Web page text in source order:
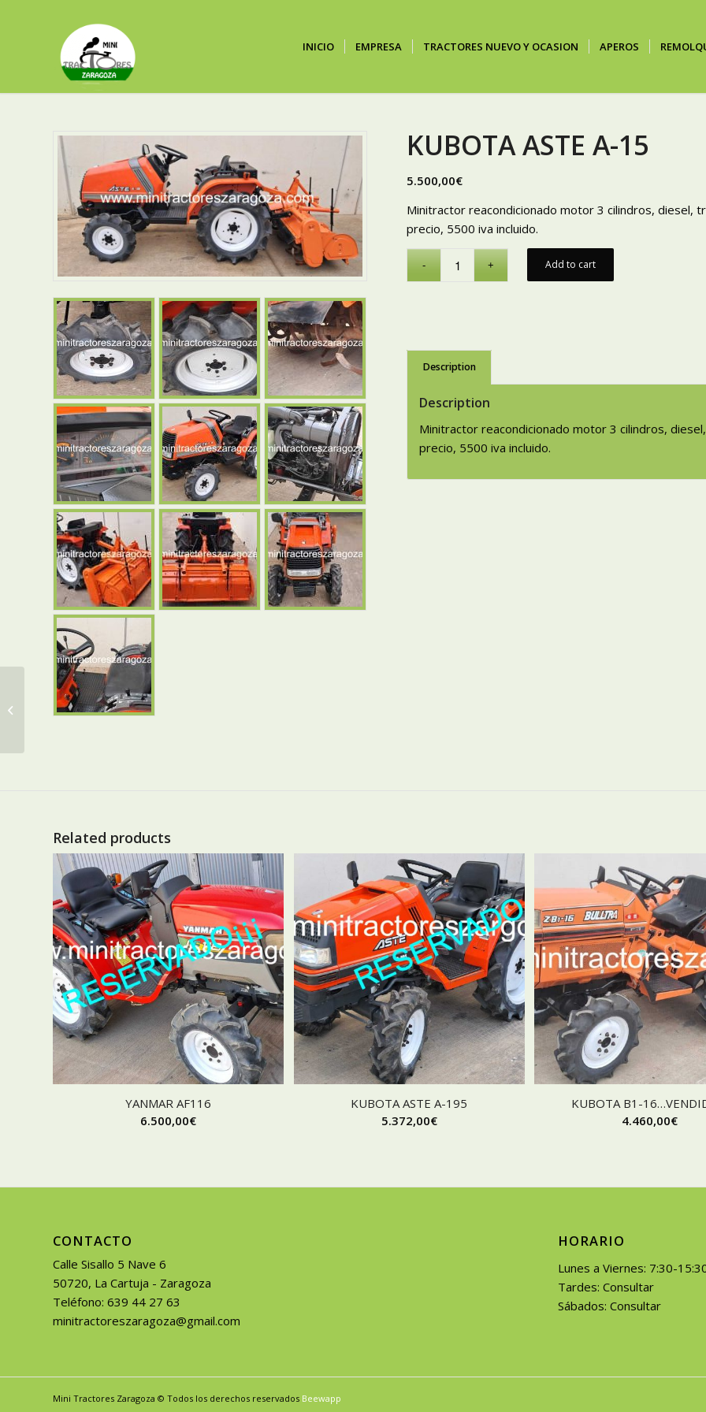
INICIO EMPRESA TRACTORES NUEVO Y OCASION APEROS
KUBOTA ASTE A-15
5.500,00€
Minitractor reacondicionado motor 3 cilindros, diesel,
precio, 5500 iva incluido.
Add to cart
Description
Description
Minitractor reacondicionado motor 3 cilindros,
precio, 5500 iva incluido.
Related products
YANMAR AF116
6.500,00€
KUBOTA ASTE A-195
5.372,00€
KUBOTA B1-
4.460,00€
CONTACTO
Calle Sisallo 5 Nave 6
50720, La Cartuja - Zaragoza
Teléfono: 639 44 27 63
minitractoreszaragoza@gmail.com
HORARIO
Lunes a Viernes: 7:30-
Tardes: Consultar
Sábados: Consultar
Mini Tractores Zaragoza © Todos los derechos reservados Beewapp
MINITRACTOR ISEKI
TU165F….VENDIDO¡¡¡